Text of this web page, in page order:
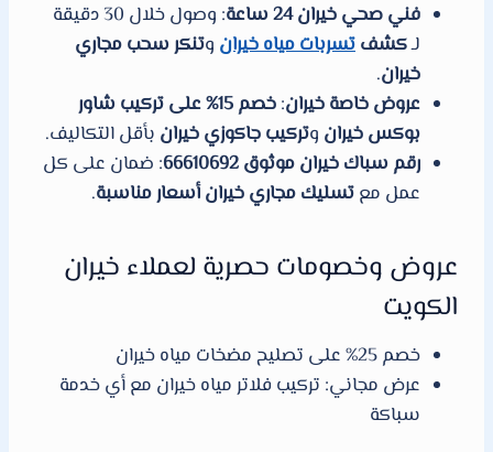
فني صحي خيران 24 ساعة
: وصول خلال 30 دقيقة
لـكشفتسربات مياه خيران وتنكر سحب مجاري
خيران.
عروض خاصة خيران:
خصم 15% على تركيب شاور
بوكس خيران وتركيب جاكوزي خيران بأقل التكاليف.
رقم سباك خيران موثوق 66610692
: ضمان على كل
عمل معتسليك مجاري خيران أسعار مناسبة.
عروض وخصومات حصرية لعملاء خيران
الكويت
خصم 25% على تصليح مضخات مياه خيران
عرض مجاني: تركيب فلاتر مياه خيران مع أي خدمة
سباكة